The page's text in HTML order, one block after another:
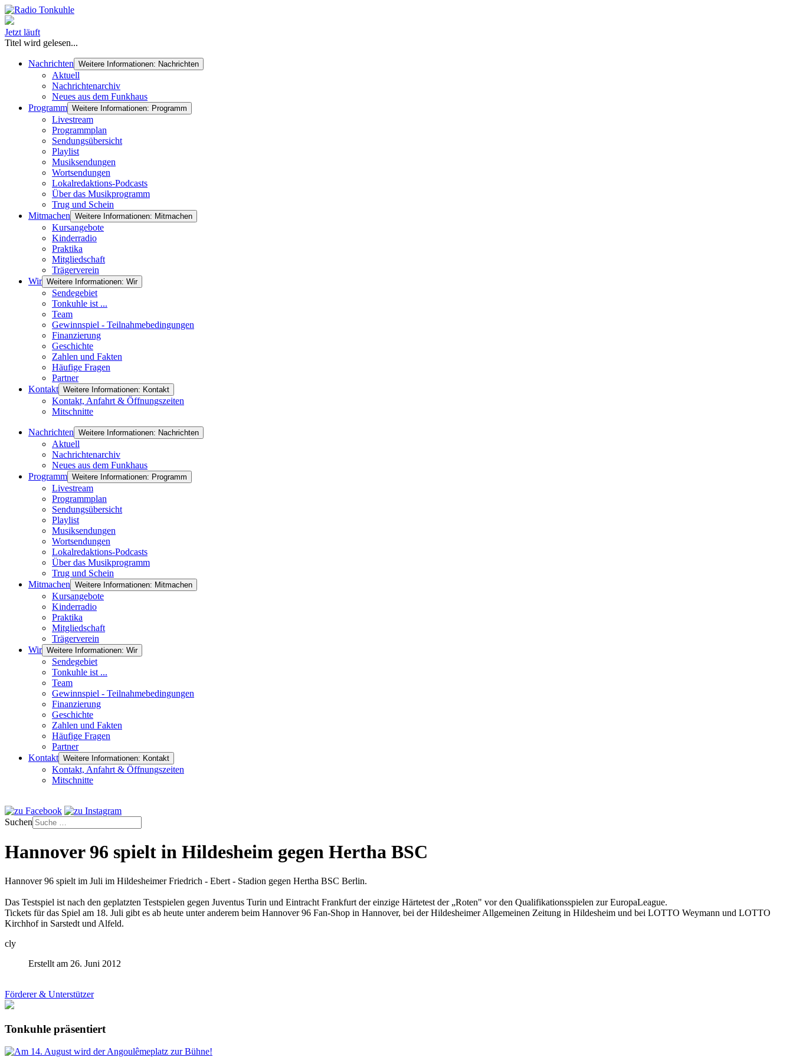
Jetzt läuft
Titel wird gelesen...
Nachrichten Weitere Informationen: Nachrichten
Aktuell
Nachrichtenarchiv
Neues aus dem Funkhaus
Programm Weitere Informationen: Programm
Livestream
Programmplan
Sendungsübersicht
Playlist
Musiksendungen
Wortsendungen
Lokalredaktions-Podcasts
Über das Musikprogramm
Trug und Schein
Mitmachen Weitere Informationen: Mitmachen
Kursangebote
Kinderradio
Praktika
Mitgliedschaft
Trägerverein
Wir Weitere Informationen: Wir
Sendegebiet
Tonkuhle ist ...
Team
Gewinnspiel - Teilnahmebedingungen
Finanzierung
Geschichte
Zahlen und Fakten
Häufige Fragen
Partner
Kontakt Weitere Informationen: Kontakt
Kontakt, Anfahrt & Öffnungszeiten
Mitschnitte
Nachrichten Weitere Informationen: Nachrichten
Aktuell
Nachrichtenarchiv
Neues aus dem Funkhaus
Programm Weitere Informationen: Programm
Livestream
Programmplan
Sendungsübersicht
Playlist
Musiksendungen
Wortsendungen
Lokalredaktions-Podcasts
Über das Musikprogramm
Trug und Schein
Mitmachen Weitere Informationen: Mitmachen
Kursangebote
Kinderradio
Praktika
Mitgliedschaft
Trägerverein
Wir Weitere Informationen: Wir
Sendegebiet
Tonkuhle ist ...
Team
Gewinnspiel - Teilnahmebedingungen
Finanzierung
Geschichte
Zahlen und Fakten
Häufige Fragen
Partner
Kontakt Weitere Informationen: Kontakt
Kontakt, Anfahrt & Öffnungszeiten
Mitschnitte
Suchen
Hannover 96 spielt in Hildesheim gegen Hertha BSC
Hannover 96 spielt im Juli im Hildesheimer Friedrich - Ebert - Stadion gegen Hertha BSC Berlin.
Das Testspiel ist nach den geplatzten Testspielen gegen Juventus Turin und Eintracht Frankfurt der einzige Härtetest der „Roten" vor den Qualifikationsspielen zur EuropaLeague.
Tickets für das Spiel am 18. Juli gibt es ab heute unter anderem beim Hannover 96 Fan-Shop in Hannover, bei der Hildesheimer Allgemeinen Zeitung in Hildesheim und bei LOTTO Weymann und LOTTO
Kirchhof in Sarstedt und Alfeld.
cly
Erstellt am 26. Juni 2012
Förderer & Unterstützer
Tonkuhle präsentiert